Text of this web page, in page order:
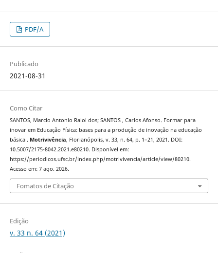
PDF/A
Publicado
2021-08-31
Como Citar
SANTOS, Marcio Antonio Raiol dos; SANTOS , Carlos Afonso. Formar para
inovar em Educação Física: bases para a produção de inovação na educação
básica . Motrivivência, Florianópolis, v. 33, n. 64, p. 1–21, 2021. DOI:
10.5007/2175-8042.2021.e80210. Disponível em:
https://periodicos.ufsc.br/index.php/motrivivencia/article/view/80210.
Acesso em: 7 ago. 2026.
Fomatos de Citação
Edição
v. 33 n. 64 (2021)